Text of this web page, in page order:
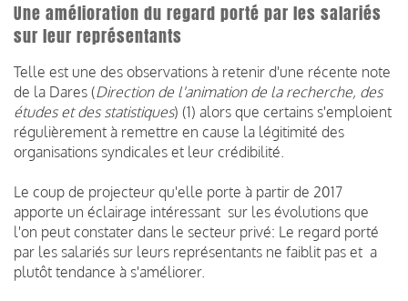
Une amélioration du regard porté par les salariés
sur leur représentants
Telle est une des observations à retenir d'une récente note
de la Dares (Direction de l'animation de la recherche, des
études et des statistiques) (1) alors que certains s'emploient
régulièrement à remettre en cause la légitimité des
organisations syndicales et leur crédibilité.
Le coup de projecteur qu'elle porte à partir de 2017
apporte un éclairage intéressant sur les évolutions que
l'on peut constater dans le secteur privé: Le regard porté
par les salariés sur leurs représentants ne faiblit pas et a
plutôt tendance à s'améliorer.